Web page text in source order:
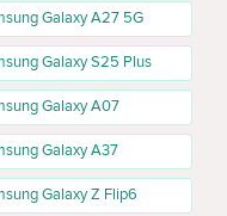
mari.
faci mai multe poze și
mult spațiu disponibil
Galaxy A27 5G
Galaxy S25 Plus
Galaxy A07
Galaxy A37
Galaxy Z Flip6